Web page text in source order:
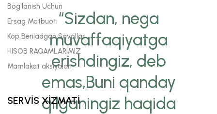
“Sizdan, nega
muvaffaqiyatga
erishdingiz, deb
emas,Buni qanday
qilganingiz haqida
Bog'lanish Uchun
Ersag Matbuoti
Kop Beriladgan Savollar
HISOB RAQAMLARIMIZ
Mamlakat aksiyalari
SERVİS XİZMATİ